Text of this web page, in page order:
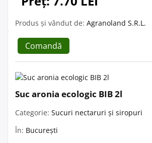
Produs și vândut de: Agranoland S.R.L.
Comandă
Suc aronia ecologic BIB 2l
Categorie: Sucuri nectaruri și siropuri
În: București